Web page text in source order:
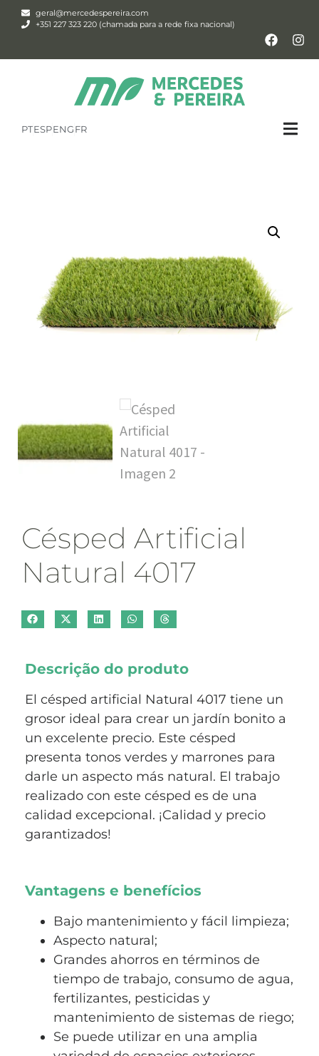
geral@mercedespereira.com
+351 227 323 220 (chamada para a rede fixa nacional)
PTESPENGFR
Césped Artificial
Natural 4017
Descrição do produto
El césped artificial Natural 4017 tiene un
grosor ideal para crear un jardín bonito a
un excelente precio. Este césped
presenta tonos verdes y marrones para
darle un aspecto más natural. El trabajo
realizado con este césped es de una
calidad excepcional. ¡Calidad y precio
garantizados!
Vantagens e benefícios
Bajo mantenimiento y fácil limpieza;
Aspecto natural;
Grandes ahorros en términos de
tiempo de trabajo, consumo de agua,
fertilizantes, pesticidas y
mantenimiento de sistemas de riego;
Se puede utilizar en una amplia